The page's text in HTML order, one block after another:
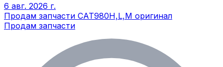
6 авг. 2026 г.
Продам запчасти CAT980H,L,M оригинал
Продам запчасти